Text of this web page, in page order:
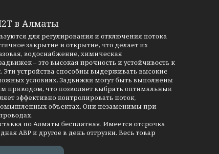
в Алматы
для регулирования и отключения потока
закрытие и открытие, что делает их
водоснабжение, химическая
– это высокая прочность и устойчивость к
Эти устройства способны выдерживать высокие
условиях. Задвижки могут быть выполнены
приводом, что позволяет выбрать оптимальный
эффективно контролировать поток,
объектах. Они незаменимы при
по Алматы бесплатная. Имеется отсрочка
АВР и другое в день отгрузки. Весь товар